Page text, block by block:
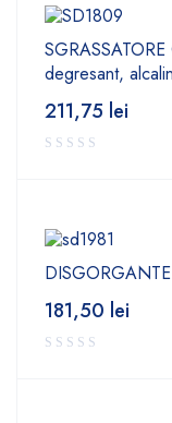
degresant,
211,75 lei
181,50 lei